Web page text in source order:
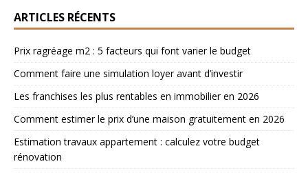
ARTICLES RÉCENTS
Prix ragréage m2 : 5 facteurs qui font varier le budget
Comment faire une simulation loyer avant d’investir
Les franchises les plus rentables en immobilier en 2026
Comment estimer le prix d’une maison gratuitement en 2026
Estimation travaux appartement : calculez votre budget
rénovation